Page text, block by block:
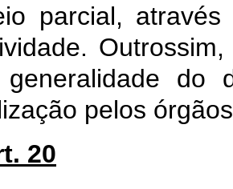
parcial,
generalidade do
pelos
20